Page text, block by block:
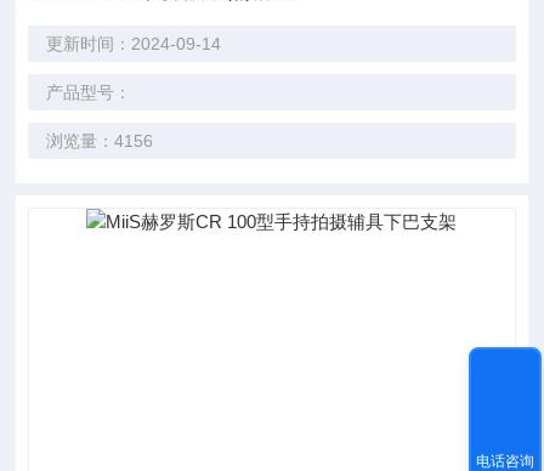
更新时间：2024-09-14
产品型号：
浏览量：4156
电话咨询